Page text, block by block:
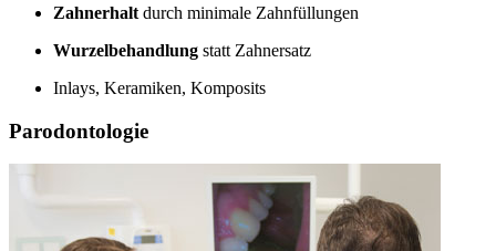
Zahnerhalt durch minimale Zahnfüllungen
Wurzelbehandlung statt Zahnersatz
Inlays, Keramiken, Komposits
Parodontologie